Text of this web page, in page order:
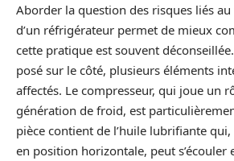
Aborder la question des risques liés
d’un réfrigérateur permet de mieux
cette pratique est souvent
posé sur le côté, plusieurs éléments
affectés. Le compresseur, qui joue un
génération de froid, est
pièce contient de l’huile lubrifiante qui,
en position horizontale, peut s’écouler